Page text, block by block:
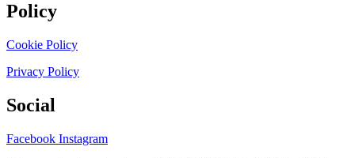
Policy
Cookie Policy
Privacy Policy
Social
Facebook Instagram